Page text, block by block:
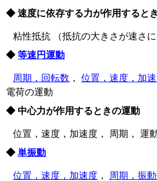
◆ 速度に依存する力が作用すると
粘性抵抗 （抵抗の大きさが速さ
◆ 等速円運動
周期，回転数 ， 位置，速度，加
電荷の運動
◆ 中心力が作用するときの運動
位置，速度，加速度， 周期， 運
◆ 単振動
位置，速度，加速度 ， 周期，振